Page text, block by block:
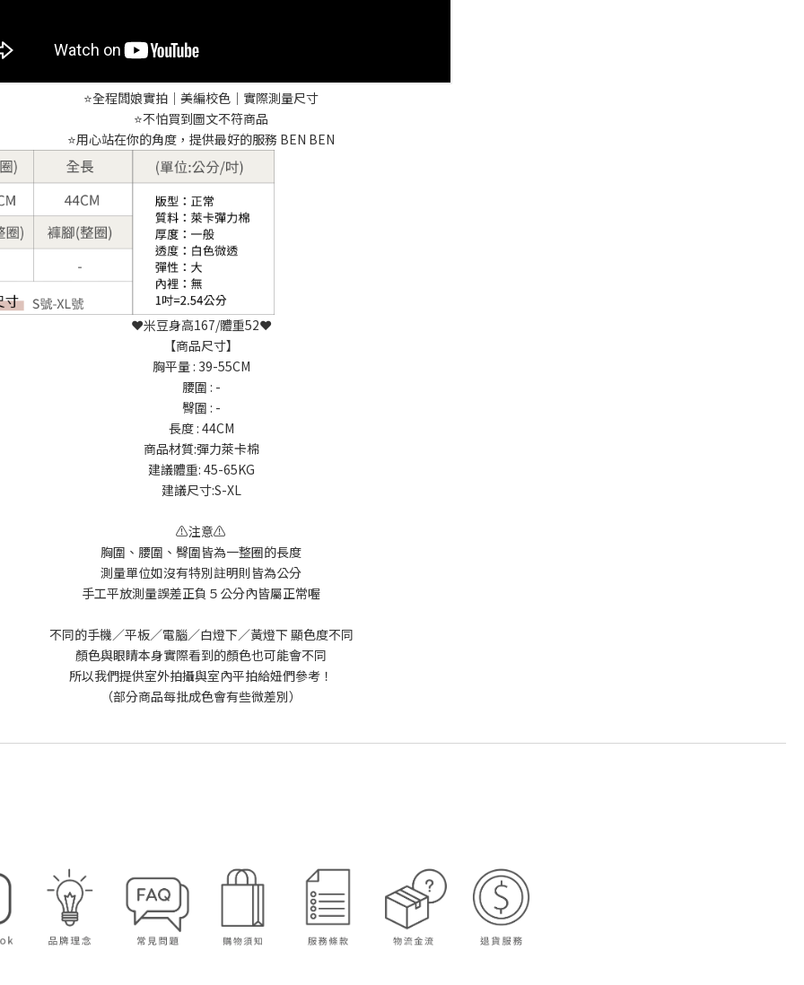
⭐️全程闆娘實拍｜美編校色｜實際測量尺寸
⭐️不怕買到圖文不符商品
⭐️用心站在你的角度，提供最好的服務 BEN BEN
❤️米豆身高167/體重52❤️
【商品尺寸】
胸平量 : 39-55CM
腰圍 : -
臀圍 : -
長度 : 44CM
商品材質:彈力萊卡棉
建議體重: 45-65KG
建議尺寸:S-XL
⚠️注意⚠️
胸圍、腰圍、臀圍皆為一整圈的長度
測量單位如沒有特別註明則皆為公分
手工平放測量誤差正負５公分內皆屬正常喔
不同的手機／平板／電腦／白燈下／黃燈下 顯色度不同
顏色與眼睛本身實際看到的顏色也可能會不同
所以我們提供室外拍攝與室內平拍給妞們參考！
（部分商品每批成色會有些微差別）